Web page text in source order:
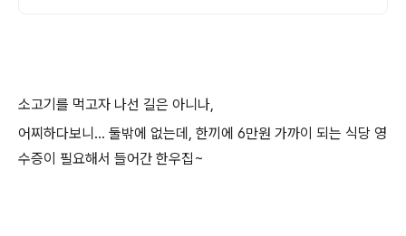
소고기를 먹고자 나선 길은 아니나,
어찌하다보니... 둘밖에 없는데, 한끼에 6만원 가까이 되는 식당 영
수증이 필요해서 들어간 한우집~